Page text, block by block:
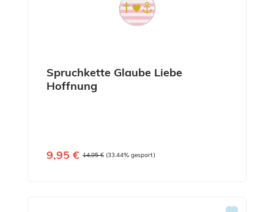
Spruchkette Glaube Liebe
Hoffnung
Verkaufspreis:
9,95 € Regulärer Preis:
14,95 € (33.44% gespart)